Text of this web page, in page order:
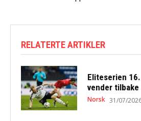
RELATERTE ARTIKLER
Eliteserien
vender tilbake
Norsk 31/07/